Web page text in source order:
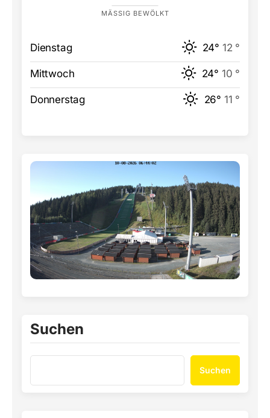
MÄSSIG BEWÖLKT
Dienstag 24° 12 °
Mittwoch 24° 10 °
Donnerstag 26° 11 °
Suchen
Suchen